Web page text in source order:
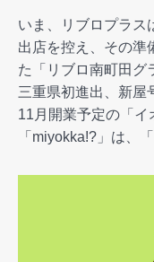
いま、リブロプラス
出店を控え、その準
た「リブロ南町田グ
三重県初進出、新屋
11月開業予定の「イ
「miyokka!?」は、